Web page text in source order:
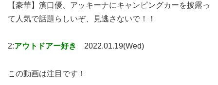
【豪華】濱口優、アッキーナにキャンピングカーを披露っ
て人気で話題らしいぞ、見逃さないで！！
2:アウトドアー好き 2022.01.19(Wed)
この動画は注目です！